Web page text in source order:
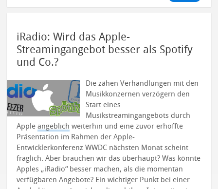
iRadio: Wird das Apple-
Streamingangebot besser als Spotify
und Co.?
Die zähen Verhandlungen mit den
Musikkonzernen verzögern den
Start eines
Musikstreamingangebots durch
Appleangeblich weiterhin und eine zuvor erhoffte
Präsentation im Rahmen der Apple-
Entwicklerkonferenz WWDC nächsten Monat scheint
fraglich. Aber brauchen wir das überhaupt? Was könnte
Apples „iRadio“ besser machen, als die momentan
verfügbaren Angebote? Ein wichtiger Punkt bei einer